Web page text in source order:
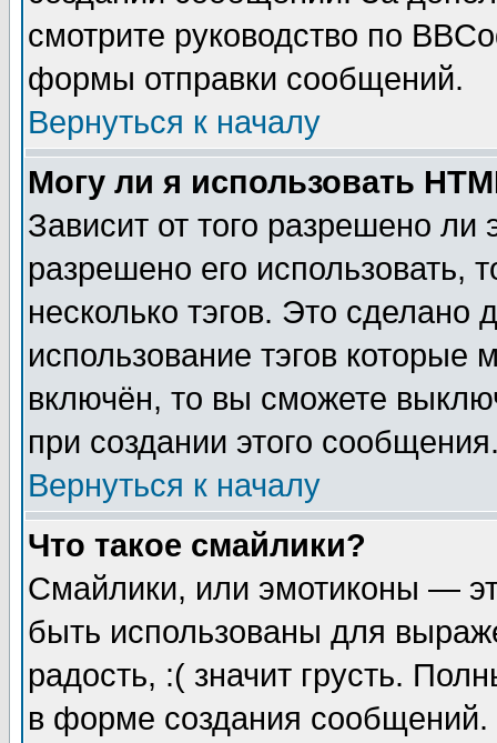
смотрите руководство по
формы отправки сообщений.
Вернуться к началу
Могу ли я использовать
Зависит от того разрешено
разрешено его использовать,
несколько тэгов. Это сделано
использование тэгов
включён, то вы сможете
при создании этого
Вернуться к началу
Что такое смайлики?
Смайлики, или эмотиконы —
быть использованы для
радость, :( значит грусть.
в форме создания сообщений.